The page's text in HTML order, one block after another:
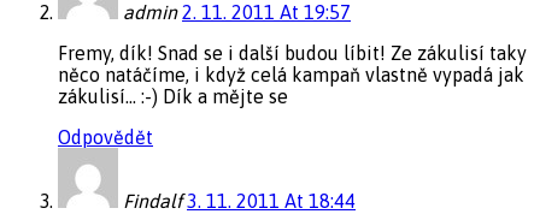
admin 2. 11. 2011 At 19:57
Fremy, dík! Snad se i další budou líbit! Ze zákulisí taky
něco natáčíme, i když celá kampaň vlastně vypadá jak
zákulisí… :-) Dík a mějte se
Odpovědět
Findalf 3. 11. 2011 At 18:44